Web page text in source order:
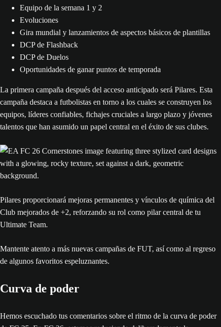
Equipo de la semana 1 y 2
Evoluciones
Gira mundial y lanzamientos de aspectos básicos de plantillas
DCP de Flashback
DCP de Duelos
Oportunidades de ganar puntos de temporada
La primera campaña después del acceso anticipado será Pilares. Esta
campaña destaca a futbolistas en torno a los cuales se construyen los
equipos, líderes confiables, fichajes cruciales a largo plazo y jóvenes
talentos que han asumido un papel central en el éxito de sus clubes.
Pilares proporcionará mejoras permanentes y vínculos de química del
Club mejorados de +2, reforzando su rol como pilar central de tu
Ultimate Team.
Mantente atento a más nuevas campañas de FUT, así como al regreso
de algunos favoritos espeluznantes.
Curva de poder
Hemos escuchado tus comentarios sobre el ritmo de la curva de poder